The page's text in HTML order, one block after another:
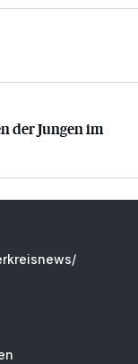
der Jungen im
der Jungen im